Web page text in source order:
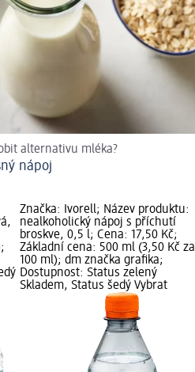
alternativu mléka?
nápoj
Značka: Ivorell; Název produktu:
nealkoholický nápoj s příchutí
broskve, 0,5 l; Cena: 17,50 Kč;
Základní cena: 500 ml (3,50 Kč za
100 ml); dm značka grafika;
Dostupnost: Status zelený
Skladem, Status šedý Vybrat